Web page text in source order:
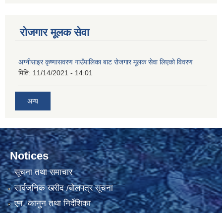
रोजगार मूलक सेवा
अग्नीसाइर कृष्णासवरण गाउँपालिका बाट रोजगार मूलक सेवा लिएको विवरण
मिति: 11/14/2021 - 14:01
अन्य
Notices
सूचना तथा समाचार
सार्वजनिक खरीद /बोलपत्र सूचना
एन, कानुन तथा निर्देशिका